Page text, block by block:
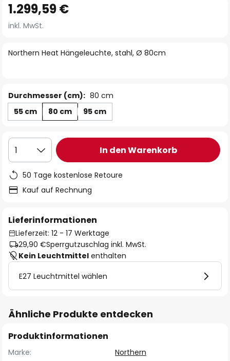
Anfang
der
springen
Northern Heat Hängeleuchte, stahl, Ø 80cm
1.299,59 €
inkl. MwSt.
Durchmesser (cm): 80 cm
55 cm
80 cm 95 cm
1 In den Warenkorb
50 Tage kostenlose Retoure
Kauf auf Rechnung
Lieferinformationen
Lieferzeit: 12 - 17 Werktage
29,90 €Sperrgutzuschlag inkl. MwSt.
Kein Leuchtmittel enthalten
E27 Leuchtmittel wählen
Ähnliche Produkte entdecken
Produktinformationen
Marke:
Northern